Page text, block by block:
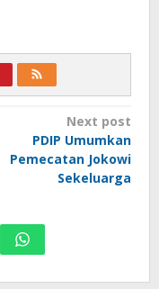
Next post
PDIP Umumkan
Pemecatan Jokowi
Sekeluarga